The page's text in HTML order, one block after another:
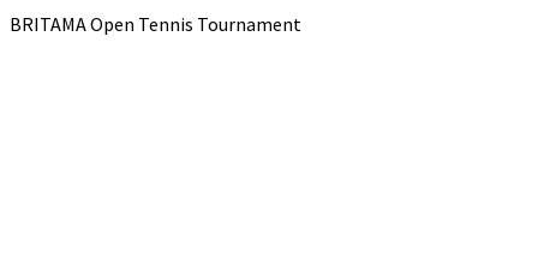
BRITAMA Open Tennis Tournament